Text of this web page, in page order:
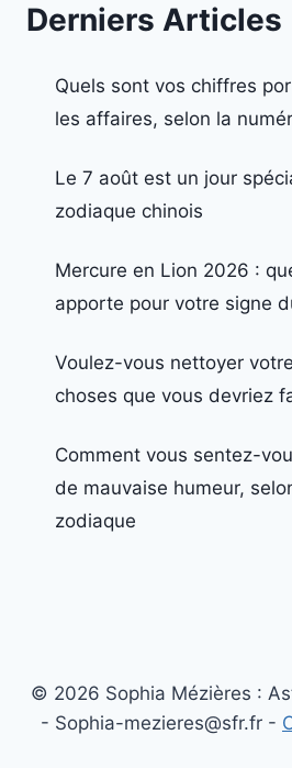
Derniers Articles
Quels sont vos chiffres
les affaires, selon la
Le 7 août est un jour
zodiaque chinois
Mercure en Lion 2026 :
apporte pour votre signe
Voulez-vous nettoyer
choses que vous devriez
Comment vous sentez-
de mauvaise humeur,
zodiaque
© 2026 Sophia Mézières :
- Sophia-mezieres@sfr.fr -